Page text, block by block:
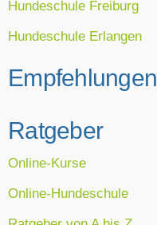
Hundeschule Freiburg
Hundeschule Erlangen
Empfehlungen
Ratgeber
Online-Kurse
Online-Hundeschule